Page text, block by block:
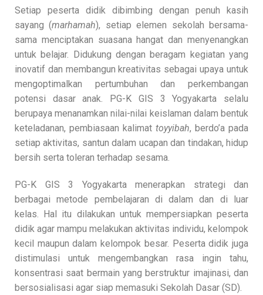
Setiap peserta didik dibimbing dengan penuh kasih
sayang (marhamah), setiap elemen sekolah bersama-
sama menciptakan suasana hangat dan menyenangkan
untuk belajar. Didukung dengan beragam kegiatan yang
inovatif dan membangun kreativitas sebagai upaya untuk
mengoptimalkan pertumbuhan dan perkembangan
potensi dasar anak. PG-K GIS 3 Yogyakarta selalu
berupaya menanamkan nilai-nilai keislaman dalam bentuk
keteladanan, pembiasaan kalimat toyyibah, berdo’a pada
setiap aktivitas, santun dalam ucapan dan tindakan, hidup
bersih serta toleran terhadap sesama.
PG-K GIS 3 Yogyakarta menerapkan strategi dan
berbagai metode pembelajaran di dalam dan di luar
kelas. Hal itu dilakukan untuk mempersiapkan peserta
didik agar mampu melakukan aktivitas individu, kelompok
kecil maupun dalam kelompok besar. Peserta didik juga
distimulasi untuk mengembangkan rasa ingin tahu,
konsentrasi saat bermain yang berstruktur imajinasi, dan
bersosialisasi agar siap memasuki Sekolah Dasar (SD).